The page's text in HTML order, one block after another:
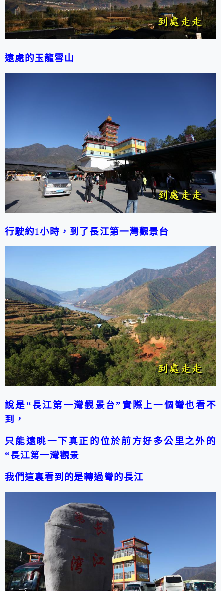
遠處的玉龍雪山
行駛約1小時，到了長江第一灣觀景台
說是“長江第一灣觀景台”實際上一個彎也看不
到，
只能遠眺一下真正的位於前方好多公里之外的
“長江第一灣觀景
我們這裏看到的是轉過彎的長江